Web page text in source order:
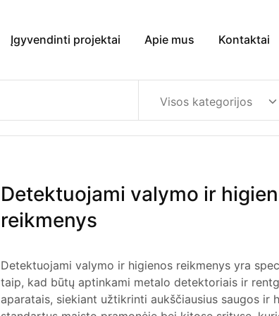
Įgyvendinti projektai Apie mus Kontaktai
Visos kategorijos
Detektuojami valymo ir
reikmenys
Detektuojami valymo ir higienos reikmenys yra
taip, kad būtų aptinkami metalo detektoriais ir
aparatais, siekiant užtikrinti aukščiausius saugos ir